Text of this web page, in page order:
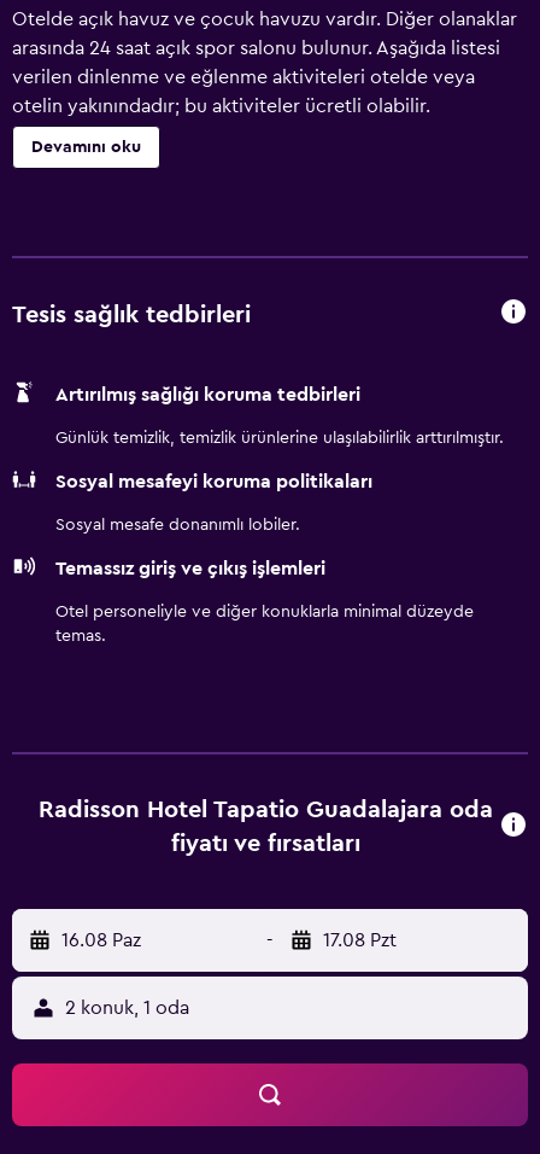
Otelde açık havuz ve çocuk havuzu vardır. Diğer olanaklar
arasında 24 saat açık spor salonu bulunur. Aşağıda listesi
verilen dinlenme ve eğlenme aktiviteleri otelde veya
otelin yakınındadır; bu aktiviteler ücretli olabilir.
Devamını oku
Tesis sağlık tedbirleri
Artırılmış sağlığı koruma tedbirleri
Günlük temizlik, temizlik ürünlerine ulaşılabilirlik arttırılmıştır.
Sosyal mesafeyi koruma politikaları
Sosyal mesafe donanımlı lobiler.
Temassız giriş ve çıkış işlemleri
Otel personeliyle ve diğer konuklarla minimal düzeyde
temas.
Radisson Hotel Tapatio Guadalajara oda
fiyatı ve fırsatları
16.08 Paz - 17.08 Pzt
2 konuk, 1 oda